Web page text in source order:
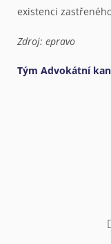
existenci
Zdroj: epravo
Tým Advokátní